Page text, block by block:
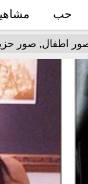
حب
صور حزينه